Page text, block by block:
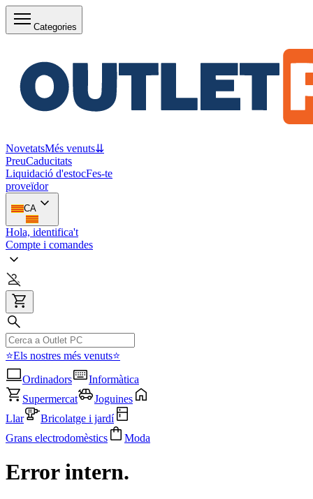
Categories
NovetatsMés venuts⇊
PreuCaducitats
Liquidació d'estocFes-te
proveïdor
CA
Hola, identifica't
Compte i comandes
⭐Els nostres més venuts⭐
Ordinadors
Informàtica
Supermercat
Joguines
Llar
Bricolatge i jardí
Grans electrodomèstics
Moda
Error intern.